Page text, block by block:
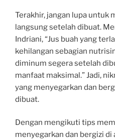
Terakhir, jangan lupa untuk
langsung setelah dibuat.
Indriani, “Jus buah yang
kehilangan sebagian
diminum segera setelah
manfaat maksimal.” Jadi,
yang menyegarkan dan
dibuat.
Dengan mengikuti tips
menyegarkan dan bergizi di